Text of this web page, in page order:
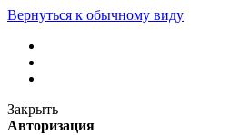
Вернуться к обычному виду
Закрыть
Авторизация